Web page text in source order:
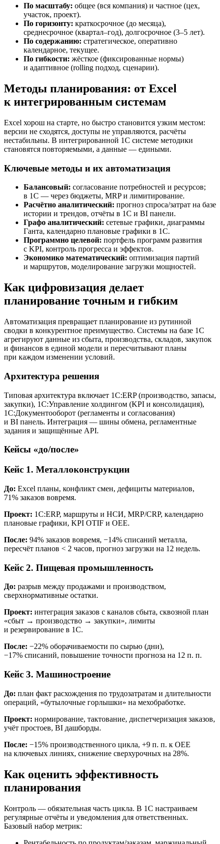
По масштабу: общее (вся компания) и частное (цех,
участок, проект).
По горизонту: краткосрочное (до месяца),
среднесрочное (квартал–год), долгосрочное (3–5 лет).
По содержанию: стратегическое, оперативно
календарное, текущее.
По гибкости: жёсткое (фиксированные нормы)
и адаптивное (rolling подход, сценарии).
Методы планирования: от Excel
к интегрированным системам
Excel хорош на старте, но быстро становится узким местом:
версии не сходятся, доступы не управляются, расчёты
нестабильны. В интегрированной 1С системе методики
становятся повторяемыми, а данные — едиными.
Ключевые методы и их автоматизация
Балансовый: согласование потребностей и ресурсов;
в 1С — через бюджеты, MRP и лимитирование.
Расчётно аналитический: прогноз спроса/затрат на базе
истории и трендов, отчёты в 1С и BI панели.
Графо аналитический: сетевые графики, диаграммы
Ганта, календарно плановые графики в 1С.
Программно целевой: портфель программ развития
с KPI, контроль прогресса и эффектов.
Экономико математический: оптимизация партий
и маршрутов, моделирование загрузки мощностей.
Как цифровизация делает
планирование точным и гибким
Автоматизация превращает планирование из рутинной
сводки в конкурентное преимущество. Системы на базе 1С
агрегируют данные из сбыта, производства, складов, закупок
и финансов в единой модели и пересчитывают планы
при каждом изменении условий.
Архитектура решения
Типовая архитектура включает 1С:ERP (производство, запасы,
закупки), 1С:Управление холдингом (KPI и консолидация),
1С:Документооборот (регламенты и согласования)
и BI панель. Интеграция — шины обмена, регламентные
задания и защищённые API.
Кейсы «до/после»
Кейс 1. Металлоконструкции
До: Excel планы, конфликт смен, дефициты материалов,
71% заказов вовремя.
Проект: 1С:ERP, маршруты и НСИ, MRP/CRP, календарно
плановые графики, KPI OTIF и OEE.
После: 94% заказов вовремя, −14% списаний металла,
пересчёт планов < 2 часов, прогноз загрузки на 12 недель.
Кейс 2. Пищевая промышленность
До: разрыв между продажами и производством,
сверхнормативные остатки.
Проект: интеграция заказов с каналов сбыта, сквозной план
«сбыт → производство → закупки», лимиты
и резервирование в 1С.
После: −22% оборачиваемости по сырью (дни),
−17% списаний, повышение точности прогноза на 12 п. п.
Кейс 3. Машиностроение
До: план факт расхождения по трудозатратам и длительности
операций, «бутылочные горлышки» на мехобработке.
Проект: нормирование, тактование, диспетчеризация заказов,
учёт простоев, BI дашборды.
После: −15% производственного цикла, +9 п. п. к OEE
на ключевых линиях, снижение сверхурочных на 28%.
Как оценить эффективность
планирования
Контроль — обязательная часть цикла. В 1С настраиваем
регулярные отчёты и уведомления для ответственных.
Базовый набор метрик: